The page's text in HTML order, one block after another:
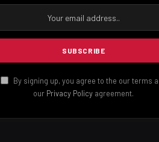
JULY 13, 2023 950
ජනපති ඡන්දය තියන දවස
MARCH 7, 2023